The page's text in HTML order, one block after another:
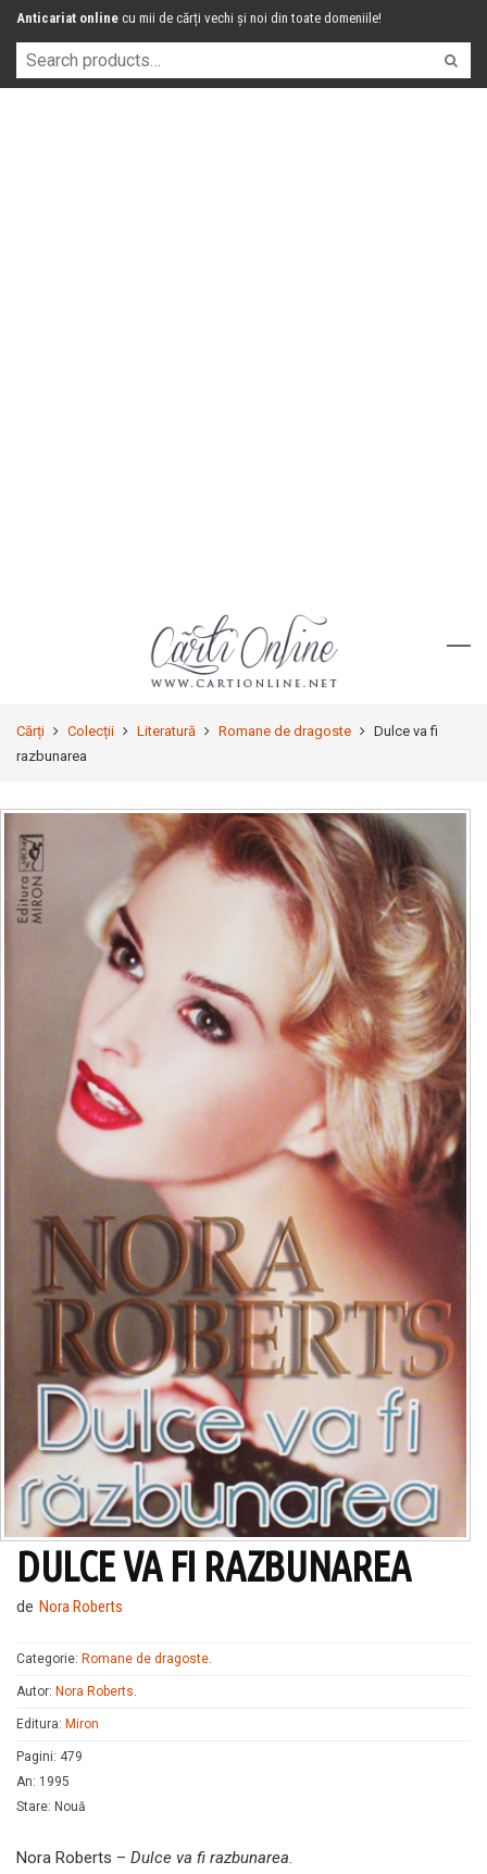
Anticariat online cu mii de cărți vechi și noi din toate domeniile!
Cărți Colecții Literatură Romane de dragoste
Dulce va fi
razbunarea
DULCE VA FI RAZBUNAREA
de Nora Roberts
Categorie: Romane de dragoste
Autor: Nora Roberts
Editura: Miron
Pagini: 479
An: 1995
Stare: Nouă
Nora Roberts – Dulce va fi razbunarea.